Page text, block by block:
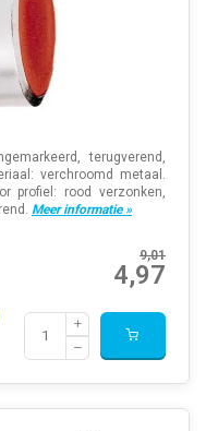
terugverend,
verchroomd metaal.
profiel: rood verzonken,
Meer informatie »
9,01
4,97